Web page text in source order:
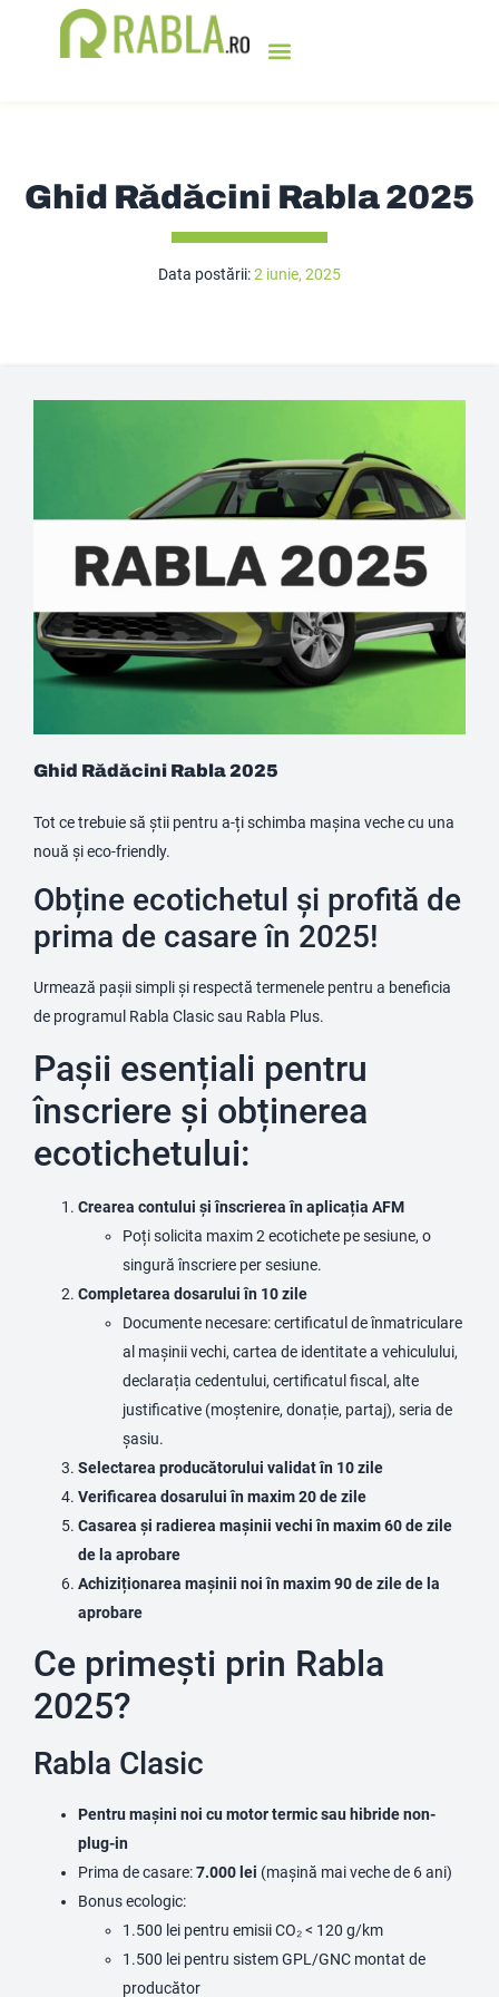
Ghid Rădăcini Rabla 2025
Data postării:2 iunie, 2025
Ghid Rădăcini Rabla 2025
Tot ce trebuie să știi pentru a-ți schimba mașina veche cu una
nouă și eco-friendly.
Obține ecotichetul și profită de
prima de casare în 2025!
Urmează pașii simpli și respectă termenele pentru a beneficia
de programul Rabla Clasic sau Rabla Plus.
Pașii esențiali pentru
înscriere și obținerea
ecotichetului:
Crearea contului și înscrierea în aplicația AFM
Poți solicita maxim 2 ecotichete pe sesiune, o
singură înscriere per sesiune.
Completarea dosarului în 10 zile
Documente necesare: certificatul de înmatriculare
al mașinii vechi, cartea de identitate a vehiculului,
declarația cedentului, certificatul fiscal, alte
justificative (moștenire, donație, partaj), seria de
șasiu.
Selectarea producătorului validat în 10 zile
Verificarea dosarului în maxim 20 de zile
Casarea și radierea mașinii vechi în maxim 60 de zile
de la aprobare
Achiziționarea mașinii noi în maxim 90 de zile de la
aprobare
Ce primești prin Rabla
2025?
Rabla Clasic
Pentru mașini noi cu motor termic sau hibride non-
plug-in
Prima de casare:7.000 lei (mașină mai veche de 6 ani)
Bonus ecologic:
1.500 lei pentru emisii CO₂ < 120 g/km
1.500 lei pentru sistem GPL/GNC montat de
producător